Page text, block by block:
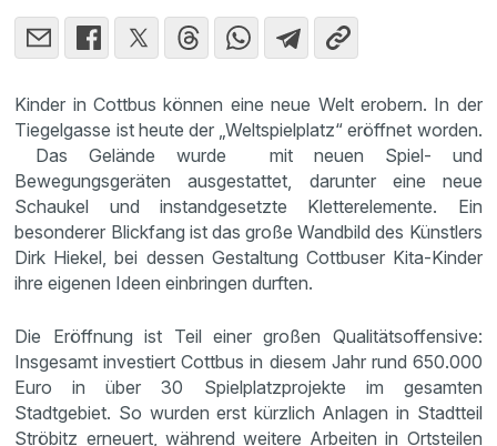
Kinder in Cottbus können eine neue Welt erobern. In der
Tiegelgasse ist heute der „Weltspielplatz“ eröffnet worden.
Das Gelände wurde mit neuen Spiel- und
Bewegungsgeräten ausgestattet, darunter eine neue
Schaukel und instandgesetzte Kletterelemente. Ein
besonderer Blickfang ist das große Wandbild des Künstlers
Dirk Hiekel, bei dessen Gestaltung Cottbuser Kita-Kinder
ihre eigenen Ideen einbringen durften.
Die Eröffnung ist Teil einer großen Qualitätsoffensive:
Insgesamt investiert Cottbus in diesem Jahr rund 650.000
Euro in über 30 Spielplatzprojekte im gesamten
Stadtgebiet. So wurden erst kürzlich Anlagen in Stadtteil
Ströbitz erneuert, während weitere Arbeiten in Ortsteilen